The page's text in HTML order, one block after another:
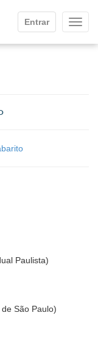
Entrar
Paulista)
São Paulo)